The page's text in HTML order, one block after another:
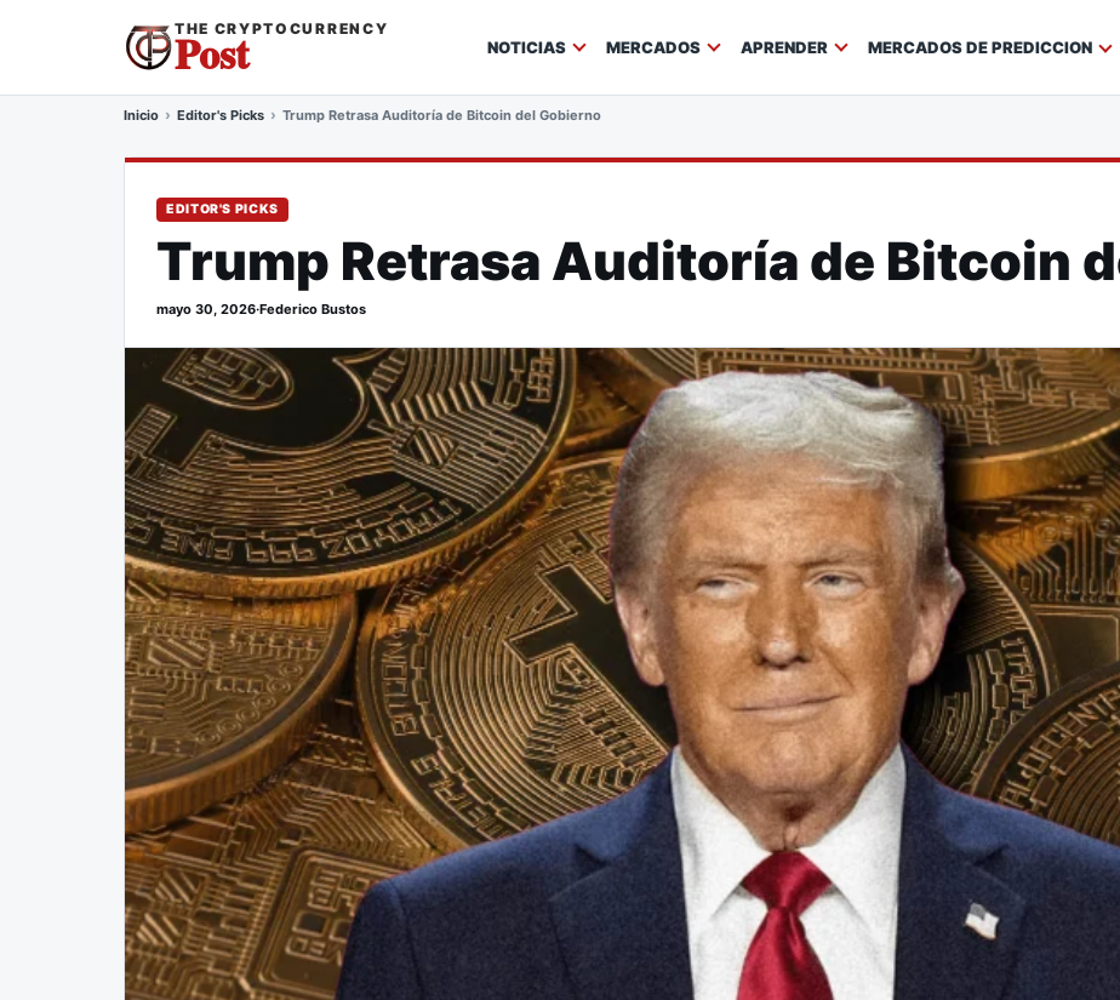
THE CRYPTOCURRENCY
Post NOTICIAS MERCADOS APRENDER MERCADOS DE PREDICCION
Inicio Editor's Picks Trump Retrasa Auditoría de Bitcoin del Gobierno
EDITOR'S PICKS
Trump Retrasa Auditoría de Bitcoin
mayo 30, 2026·Federico Bustos